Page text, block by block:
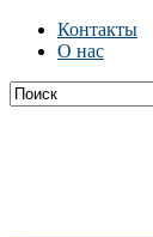
Контакты
О нас